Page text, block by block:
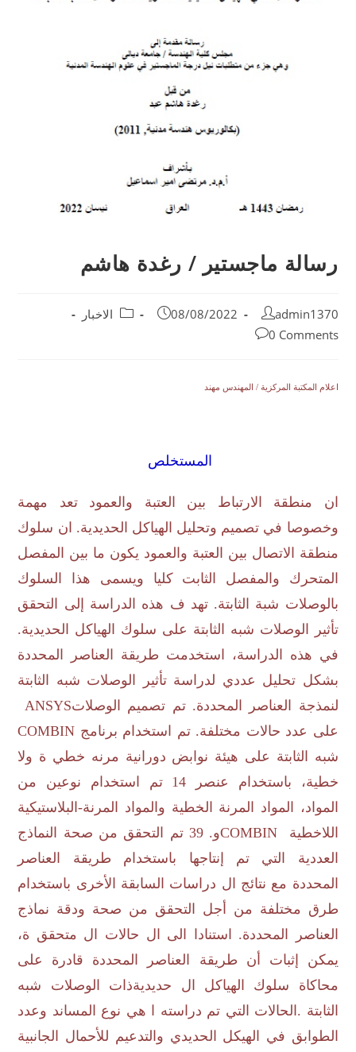
رسالة ماجستير / رغدة هاشم
admin1370
08/08/2022
الاخبار
0 Comments
اعلام المكتبة المركزية / المهندس مهند
المستخلص
ان منطقة الارتباط بين العتبة والعمود تعد مهمة
وخصوصا في تصميم وتحليل الهياكل الحديدية. ان سلوك
منطقة الاتصال بين العتبة والعمود يكون ما بين المفصل
المتحرك والمفصل الثابت كليا ويسمى هذا السلوك
بالوصلات شبة الثابتة. تهد ف هذه الدراسة إلى التحقق
تأثير الوصلات شبه الثابتة على سلوك الهياكل الحديدية.
في هذه الدراسة، استخدمت طريقة العناصر المحددة
بشكل تحليل عددي لدراسة تأثير الوصلات شبه الثابتة
لنمذجة العناصر المحددة. تم تصميم الوصلاتANSYS
على عدد حالات مختلفة. تم استخدام برنامجCOMBIN
شبه الثابتة على هيئة نوابض دورانية مرنه خطي ة ولا
خطية، باستخدام عنصر 14 تم استخدام نوعين من
المواد، المواد المرنة الخطية والمواد المرنة-البلاستيكية
اللاخطيةCOMBIN
و. 39 تم التحقق من صحة النماذج
العددية التي تم إنتاجها باستخدام طريقة العناصر
المحددة مع نتائج ال دراسات السابقة الأخرى باستخدام
طرق مختلفة من أجل التحقق من صحة ودقة نماذج
العناصر المحددة. استنادا الى ال حالات ال متحقق ة،
يمكن إثبات أن طريقة العناصر المحددة قادرة على
محاكاة سلوك الهياكل ال حديديةذات الوصلات شبه
الثابتة.الحالات التي تم دراسته ا هي نوع المساند وعدد
الطوابق في الهيكل الحديدي والتدعيم للأحمال الجانبية